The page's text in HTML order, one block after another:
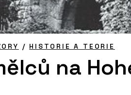
/ HISTORIE A TEORIE
na